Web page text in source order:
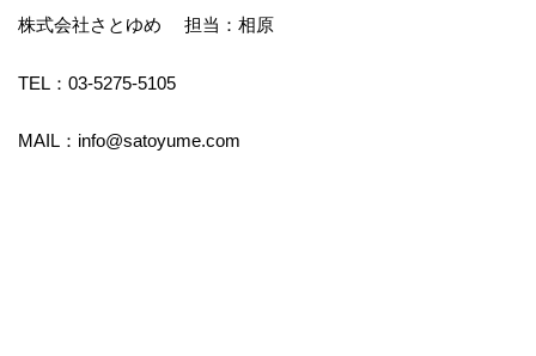
株式会社さとゆめ 担当：相原
TEL：03-5275-5105
MAIL：info@satoyume.com